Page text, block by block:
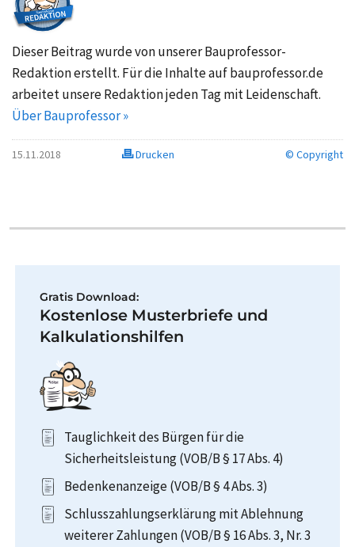
Dieser Beitrag wurde von unserer Bauprofessor-
Redaktion erstellt. Für die Inhalte auf bauprofessor.de
arbeitet unsere Redaktion jeden Tag mit Leidenschaft.
Über Bauprofessor »
15.11.2018 Drucken © Copyright
Gratis Download:
Kostenlose Musterbriefe und
Kalkulationshilfen
Tauglichkeit des Bürgen für die
Sicherheitsleistung (VOB/B § 17 Abs. 4)
Bedenkenanzeige (VOB/B § 4 Abs. 3)
Schlusszahlungserklärung mit Ablehnung
weiterer Zahlungen (VOB/B § 16 Abs. 3, Nr. 3